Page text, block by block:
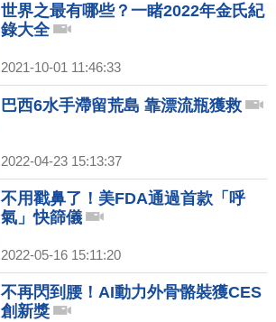
世界之最有哪些？一睹2022年金氏紀
錄大全
2021-10-01 11:46:33
巴西6水手滯留荒島 靠漂流瓶獲救
2022-04-23 15:13:37
不用戳鼻了！美FDA通過首款「呼
氣」快篩儀
2022-05-16 15:11:20
不再閃到腰！AI動力外骨骼裝獲CES
創新獎